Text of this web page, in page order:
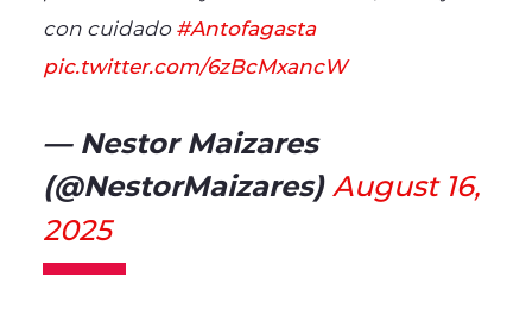
con cuidado#Antofagasta
pic.twitter.com/6zBcMxancW
— Nestor Maizares
(@NestorMaizares) August 16,
2025